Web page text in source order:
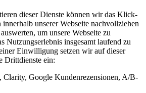
dieser Dienste können wir das Klick-
unserer Webseite nachvollziehen
um unsere Webseite zu
Nutzungserlebnis insgesamt laufend zu
Einwilligung setzen wir auf dieser
Drittdienste ein:
Clarity, Google Kundenrezensionen, A/B-